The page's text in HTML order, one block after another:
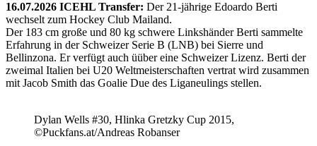
16.07.2026 ICEHL Transfer: Der 21-jährige Edoardo Berti
wechselt zum Hockey Club Mailand.
Der 183 cm große und 80 kg schwere Linkshänder Berti sammelte
Erfahrung in der Schweizer Serie B (LNB) bei Sierre und
Bellinzona. Er verfügt auch üüber eine Schweizer Lizenz. Berti der
zweimal Italien bei U20 Weltmeisterschaften vertrat wird zusammen
mit Jacob Smith das Goalie Due des Liganeulings stellen.
Dylan Wells #30, Hlinka Gretzky Cup 2015,
©Puckfans.at/Andreas Robanser